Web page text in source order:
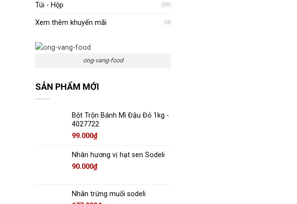
Túi - Hộp (59)
Xem thêm khuyến mãi (0)
ong-vang-food
SẢN PHẨM MỚI
Bột Trộn Bánh Mì Đậu Đỏ 1kg -
4027722
99.000₫
Nhân hương vị hạt sen Sodeli
90.000₫
Nhân trứng muối sodeli